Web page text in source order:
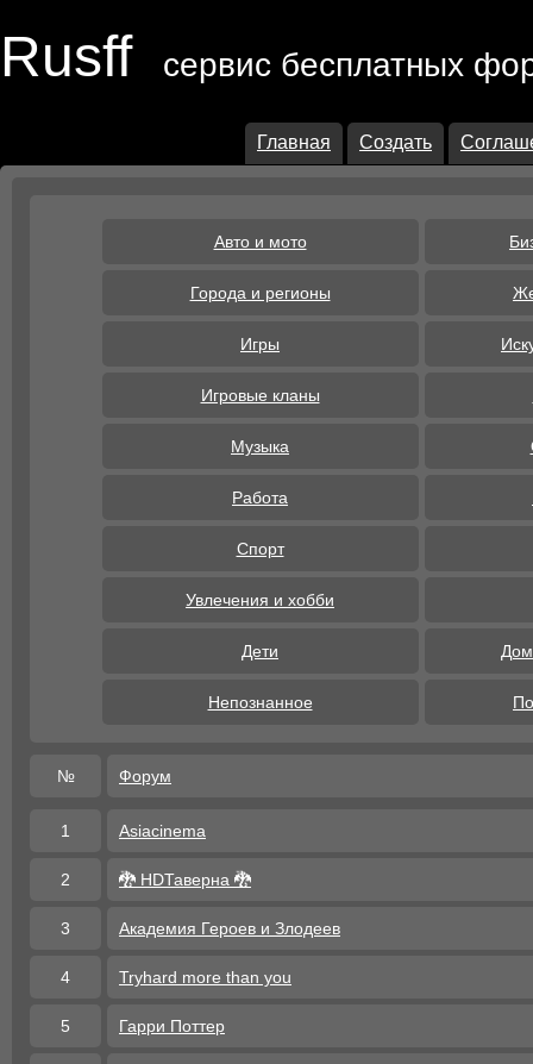
Rusff сервис бесплатных
Главная Создать
Авто и мото
Города и регионы
Игры
Игровые кланы
Музыка
Работа
Спорт
Увлечения и хобби
Дети
Непознанное
№ Форум
1 Asiacinema
2 🐉 HDТаверна 🐉
3 Академия Героев и Злодеев
4 Tryhard more than you
5 Гарри Поттер